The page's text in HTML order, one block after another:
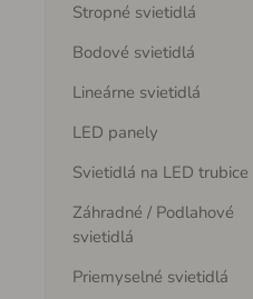
Stropné svietidlá
Bodové svietidlá
Lineárne svietidlá
LED panely
Svietidlá na LED trubice
Záhradné / Podlahové
svietidlá
Priemyselné svietidlá